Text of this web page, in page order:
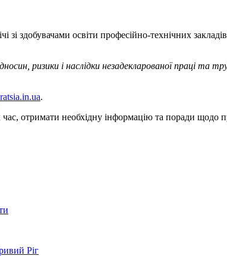
здобувачами освіти професійно-технічних
ризики і наслідки незадекларованої праці та
.
отримати необхідну інформацію та поради щодо
Ріг